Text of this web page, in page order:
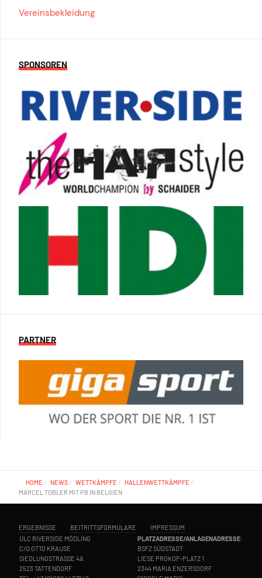
Vereinsbekleidung
SPONSOREN
PARTNER
HOME NEWS WETTKÄMPFE
HALLENWETTKÄMPFE
MARCEL TOBLER MIT PB IN BELGIEN
ERGEBNISSE BEITRITTSFORMULARE
IMPRESSUM
ULC RIVERSIDE MÖDLING
C/O OTTO KRAUSE
SIEDLUNGSTRASSE 4A
2523 TATTENDORF
PLATZADRESSE/ANLAGENADRESSE:
BSFZ SÜDSTADT
LIESE PROKOP-PLATZ 1
2344 MARIA ENZERSDORF